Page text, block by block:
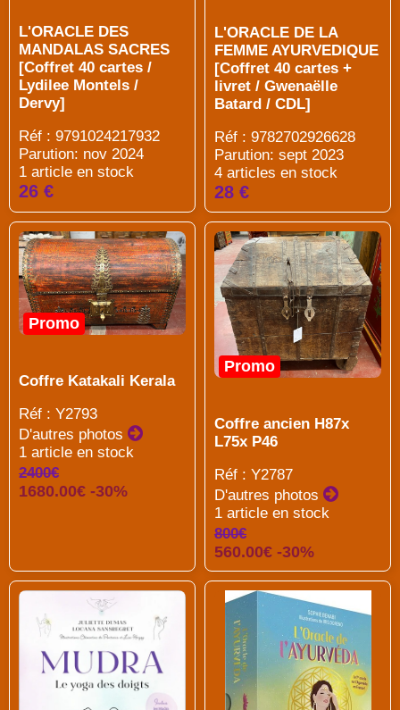
L'ORACLE DES
MANDALAS SACRES
[Coffret 40 cartes /
Lydilee Montels /
Dervy]
Réf : 9791024217932
Parution: nov 2024
1 article en stock
26 €
L'ORACLE DE LA
FEMME AYURVEDIQUE
[Coffret 40 cartes +
livret / Gwenaëlle
Batard / CDL]
Réf : 9782702926628
Parution: sept 2023
4 articles en stock
28 €
Promo
Coffre Katakali Kerala
Réf : Y2793
D'autres photos
1 article en stock
2400€
1680.00€ -30%
Promo
Coffre ancien H87x
L75x P46
Réf : Y2787
D'autres photos
1 article en stock
800€
560.00€ -30%